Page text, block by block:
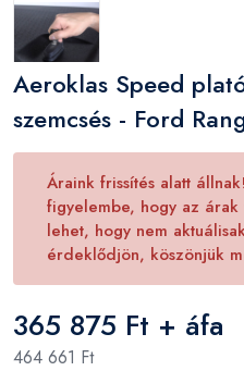
Aeroklas Speed
szemcsés - Ford
Áraink frissítés alatt
figyelembe, hogy az árak
lehet, hogy nem
érdeklődjön, köszönjük
365 875 Ft + áfa
464 661 Ft